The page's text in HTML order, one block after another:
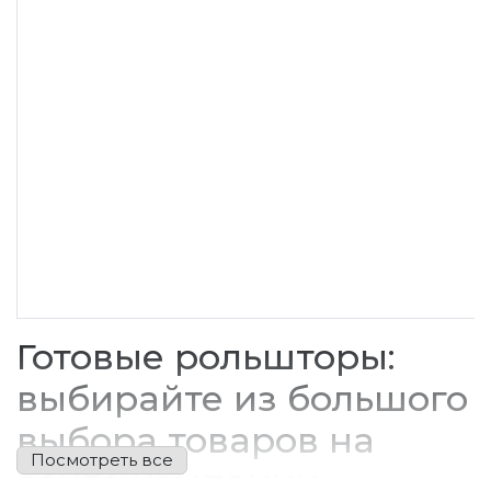
Готовые рольшторы:
выбирайте из большого
выбора товаров на
сайте компании